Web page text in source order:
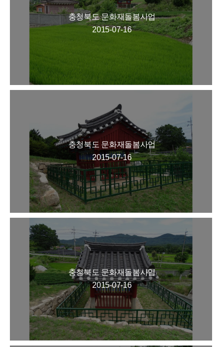
충청북도 문화재돌봄사업
2015-07-16
충청북도 문화재돌봄사업
2015-07-16
충청북도 문화재돌봄사업
2015-07-16